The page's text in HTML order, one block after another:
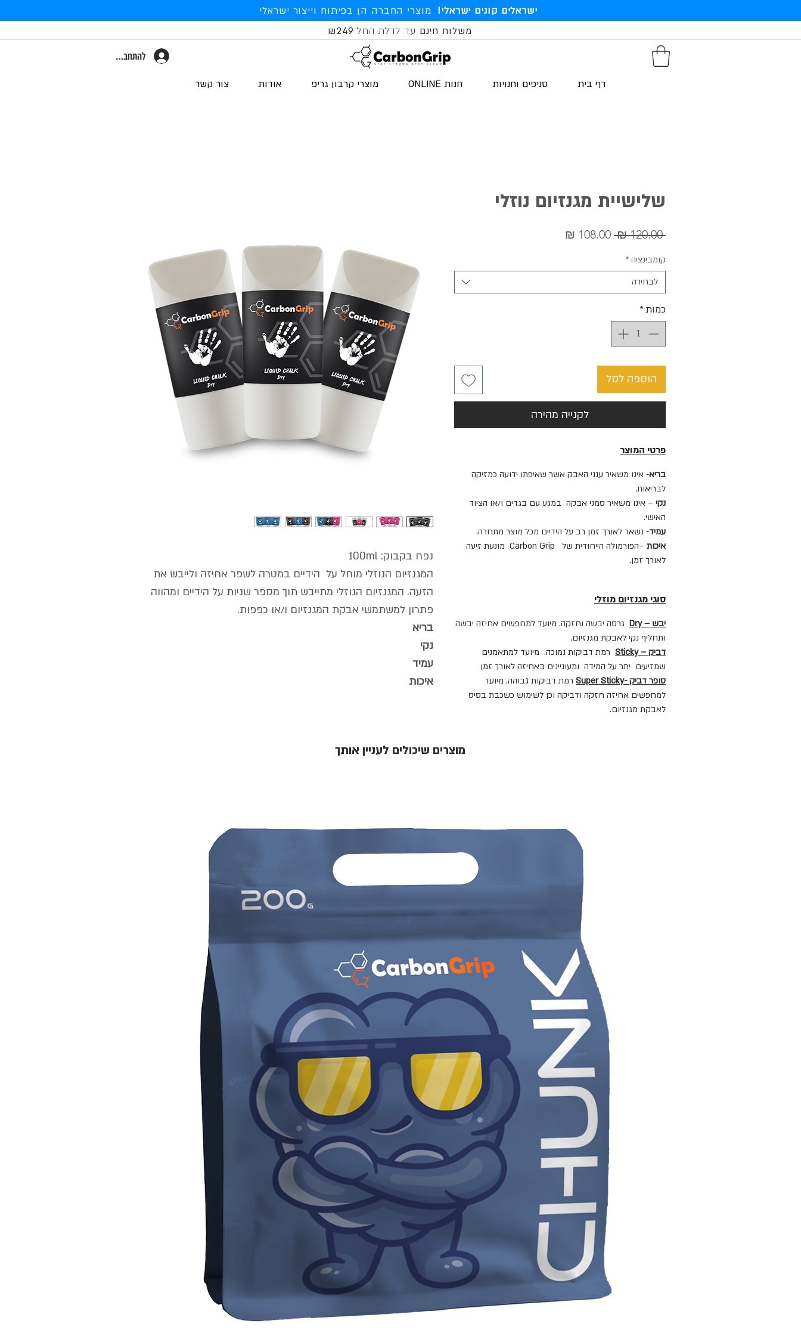
מוצרי החברה הן בפיתוח וייצור ישראלי ישראלים קונים ישראלי!
משלוח חינם עד לדלת החל ₪249
להתחברות
דף בית סניפים וחנויות חנות ONLINE מוצרי קרבון גריפ אודות צור קשר
נפח בקבוק: 100ml
המגנזיום הנוזלי מוחל על הידיים במטרה לשפר אחיזה ולייבש את
הזעה. המגנזיום הנוזלי מתייבש תוך מספר שניות על הידיים ומהווה
פתרון למשתמשי אבקת המגנזיום ו/או כפפות.
בריא
נקי
עמיד
איכות
שלישיית מגנזיום נוזלי
‏120.00 ‏₪
מחיר
קומבינציה *
לבחירה
כמות*
הוספה לסל
לקנייה מהירה
פרטי המוצר
בריא- אינו משאיר ענני האבק אשר שאיפתו ידועה כמזיקה
לבריאות.
נקי – אינו משאיר סמני אבקה במגע עם בגדים ו/או הציוד
האישי.
עמיד- נשאר לאורך זמן רב על הידיים מכל מוצר מתחרה.
איכות
–הפורמולה הייחודית של Carbon Grip מונעת זיעה
לאורך זמן.
סוגי מגנזיום מוזלי
יבש – Dry
גרסה יבשה וחזקה. מיועד למחפשים אחיזה יבשה
ותחליף נקי לאבקת מגנזיום.
דביק – Sticky
רמת דביקות נמוכה. מיועד למתאמנים
שמזיעים יתר על המידה ומעוניינים באחיזה לאורך זמן
סופר דביק -SuperSticky
רמת דביקות גבוהה. מיועד
למחפשים אחיזה חזקה ודביקה וכן לשימוש כשכבת בסיס
לאבקת מגנזיום.
מוצרים שיכולים לעניין אותך